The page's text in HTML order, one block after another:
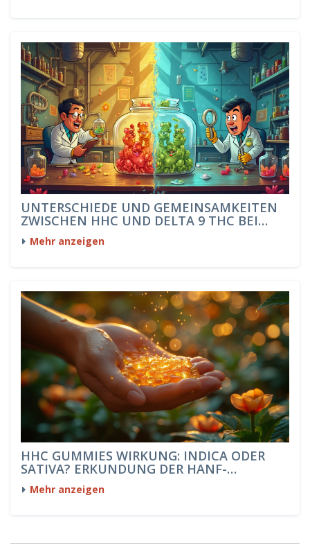
UNTERSCHIEDE UND GEMEINSAMKEITEN
ZWISCHEN HHC UND DELTA 9 THC BEI
GUMMIES
Mehr anzeigen
HHC GUMMIES WIRKUNG: INDICA ODER
SATIVA? ERKUNDUNG DER HANF-
ESSWAREN
Mehr anzeigen